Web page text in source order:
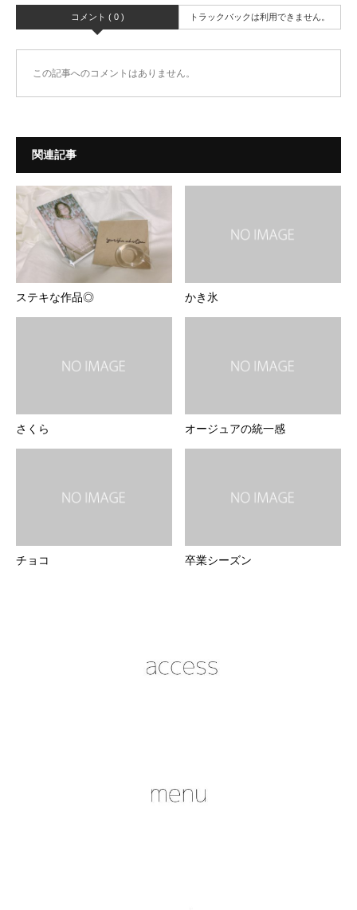
コメント ( 0 ) トラックバックは利用できません。
この記事へのコメントはありません。
関連記事
ステキな作品◎ かき氷
さくら オージュアの統一感
チョコ 卒業シーズン